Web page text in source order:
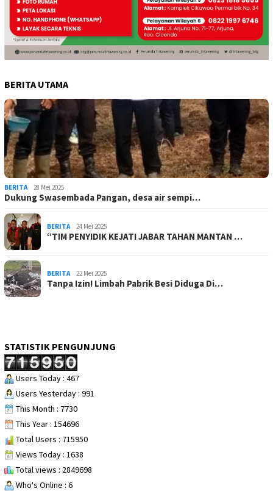
BERITA UTAMA
BERITA 28 Mei 2025
Dukung Swasembada Pangan, desa air sempi…
BERITA 24 Mei 2025
“TIM PENYIDIK KEJATI JABAR TAHAN MANTAN …
BERITA 22 Mei 2025
Tanpa Izin! Limbah Pabrik Besi Diduga Di…
STATISTIK PENGUNJUNG
Users Today : 467
Users Yesterday : 991
This Month : 7730
This Year : 154696
Total Users : 715950
Views Today : 1638
Total views : 2849698
Who's Online : 6